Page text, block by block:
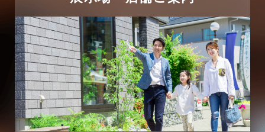
三郷市
三郷駅前店-ブログ
不動産の基礎知識に関するよくある質問
介護施設経営活用事例
2025年3月
2025年2月
2025年1月
2024年12月